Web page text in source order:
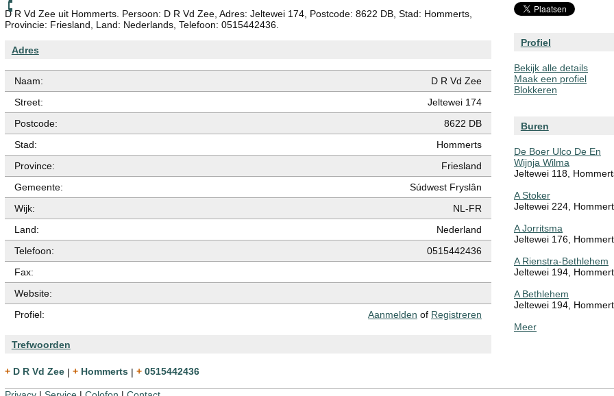
D R Vd Zee uit Hommerts. Persoon: D R Vd Zee, Adres: Jeltewei 174, Postcode: 8622 DB, Stad: Hommerts,
Provincie: Friesland, Land: Nederlands, Telefoon: 0515442436.
Adres
Naam:
D R Vd Zee
Street:
Jeltewei 174
Postcode:
8622 DB
Stad:
Hommerts
Province:
Friesland
Gemeente:
Súdwest Fryslân
Wijk:
NL-FR
Land:
Nederland
Telefoon:
0515442436
Fax:
Website:
Profiel:
Aanmelden of Registreren
Trefwoorden
+ D R Vd Zee | + Hommerts | + 0515442436
Profiel
Bekijk alle details
Maak een profiel
Blokkeren
Buren
De Boer Ulco De En
Wijnja Wilma
Jeltewei 118,
A Stoker
Jeltewei 224,
A Jorritsma
Jeltewei 176,
A Rienstra-Bethlehem
Jeltewei 194,
A Bethlehem
Jeltewei 194,
Meer